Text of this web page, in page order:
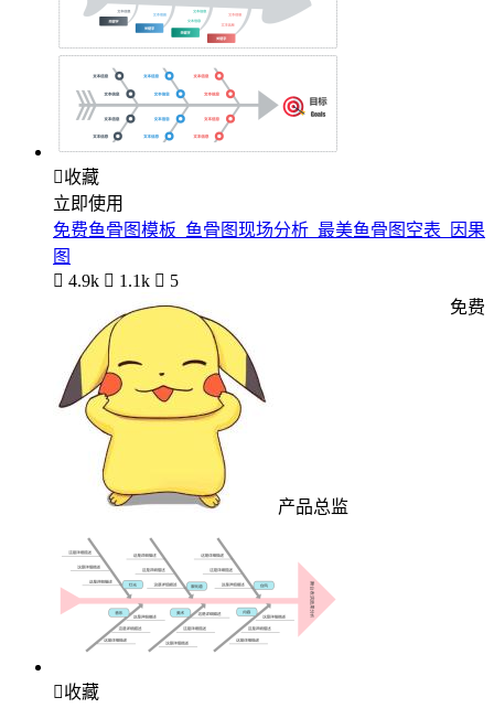
收藏
立即使用
免费鱼骨图模板_鱼骨图现场分析_最美鱼骨图空表_因果
图
 4.9k  1.1k  5
产品总监
免费
收藏